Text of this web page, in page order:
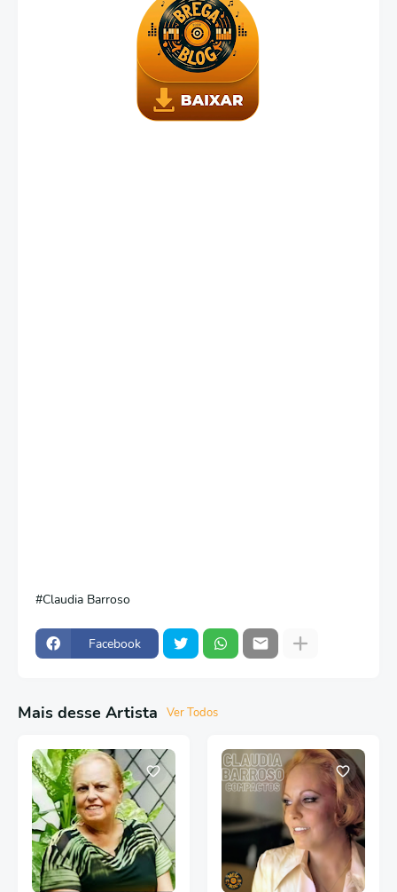
Claudia Barroso
Facebook
Mais desse Artista Ver Todos